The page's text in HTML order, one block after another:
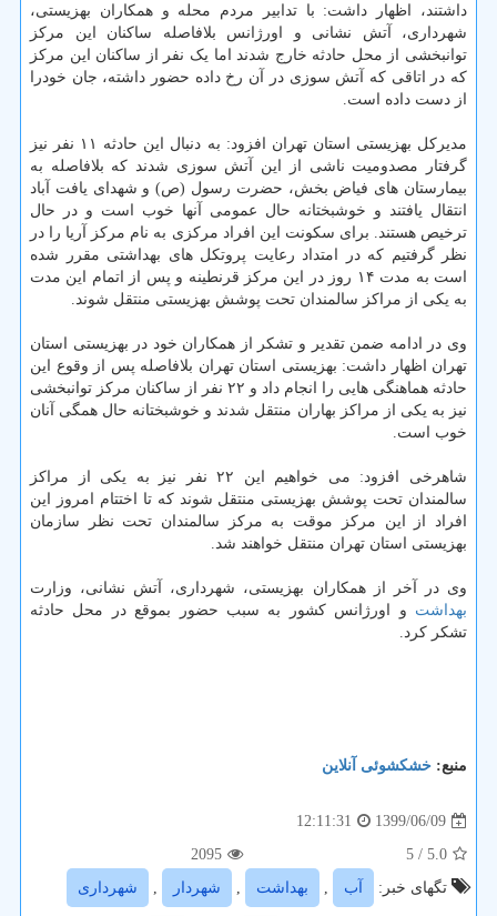
داشتند، اظهار داشت: با تدابیر مردم محله و همکاران بهزیستی،
شهرداری، آتش نشانی و اورژانس بلافاصله ساکنان این مرکز
توانبخشی از محل حادثه خارج شدند اما یک نفر از ساکنان این مرکز
که در اتاقی که آتش سوزی در آن رخ داده حضور داشته، جان خودرا
از دست داده است.
مدیرکل بهزیستی استان تهران افزود: به دنبال این حادثه ۱۱ نفر نیز
گرفتار مصدومیت ناشی از این آتش سوزی شدند که بلافاصله به
بیمارستان های فیاض بخش، حضرت رسول (ص) و شهدای یافت آباد
انتقال یافتند و خوشبختانه حال عمومی آنها خوب است و در حال
ترخیص هستند. برای سکونت این افراد مرکزی به نام مرکز آریا را در
نظر گرفتیم که در امتداد رعایت پروتکل های بهداشتی مقرر شده
است به مدت ۱۴ روز در این مرکز قرنطینه و پس از اتمام این مدت
به یکی از مراکز سالمندان تحت پوشش بهزیستی منتقل شوند.
وی در ادامه ضمن تقدیر و تشکر از همکاران خود در بهزیستی استان
تهران اظهار داشت: بهزیستی استان تهران بلافاصله پس از وقوع این
حادثه هماهنگی هایی را انجام داد و ۲۲ نفر از ساکنان مرکز توانبخشی
نیز به یکی از مراکز بهاران منتقل شدند و خوشبختانه حال همگی آنان
خوب است.
شاهرخی افزود: می خواهیم این ۲۲ نفر نیز به یکی از مراکز
سالمندان تحت پوشش بهزیستی منتقل شوند که تا اختتام امروز این
افراد از این مرکز موقت به مرکز سالمندان تحت نظر سازمان
بهزیستی استان تهران منتقل خواهند شد.
وی در آخر از همکاران بهزیستی، شهرداری، آتش نشانی، وزارت
بهداشت و اورژانس کشور به سبب حضور بموقع در محل حادثه
تشکر کرد.
منبع: خشكشوئی آنلاین
1399/06/09
12:11:31
5.0
/ 5
2095
تگهای خبر:
آب , بهداشت , شهردار , شهرداری